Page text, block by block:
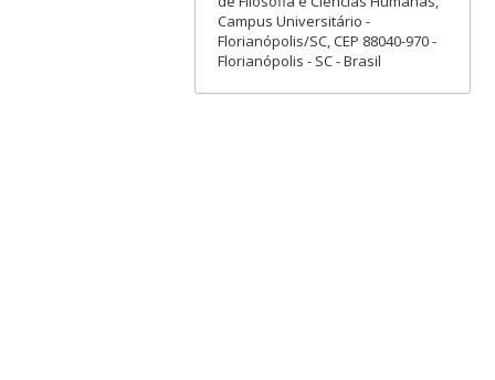
Campus Universitário -
Florianópolis/SC, CEP 88040-970 -
Florianópolis - SC - Brasil